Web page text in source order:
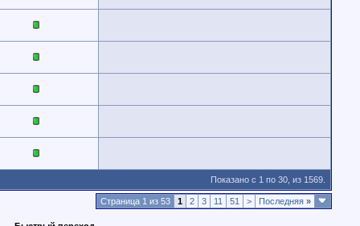
Показано с 1 по 30, из 1569.
Страница 1 из 53 1 2 3 11 51 > Последняя »